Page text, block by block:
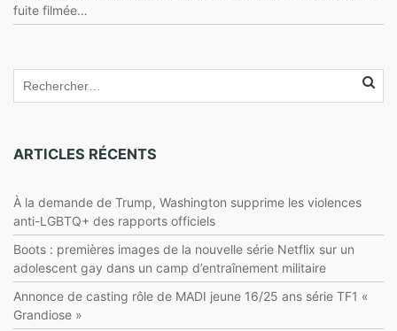
fuite filmée…
ARTICLES RÉCENTS
À la demande de Trump, Washington supprime les violences
anti-LGBTQ+ des rapports officiels
Boots : premières images de la nouvelle série Netflix sur un
adolescent gay dans un camp d’entraînement militaire
Annonce de casting rôle de MADI jeune 16/25 ans série TF1 «
Grandiose »